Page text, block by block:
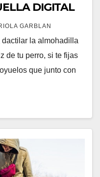
DIGITAL
GARBLAN
la almohadilla
de tu perro, si te fijas
que junto con